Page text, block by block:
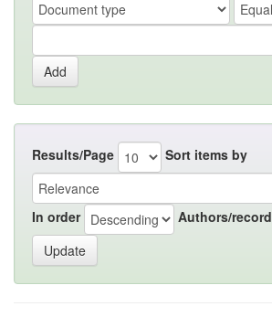
Results/Page Sort items by
In order Authors/record